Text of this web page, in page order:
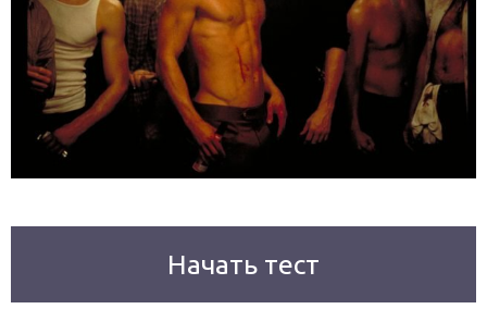
Начать тест